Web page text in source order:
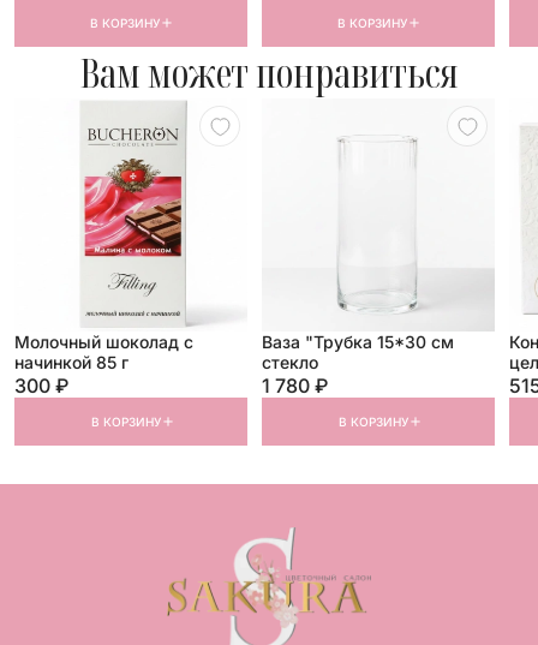
В КОРЗИНУ В КОРЗИНУ
Вам может понравиться
Молочный шоколад с
начинкой 85 г
300 ₽
В КОРЗИНУ
Ваза "Трубка 15*30 см
стекло
1 780 ₽
В КОРЗИНУ